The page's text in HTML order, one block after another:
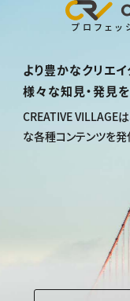
プロフェ
より豊かなクリエイ
様々な知見・発見を
CREATIVE VILLAGEは
な各種コンテンツを発